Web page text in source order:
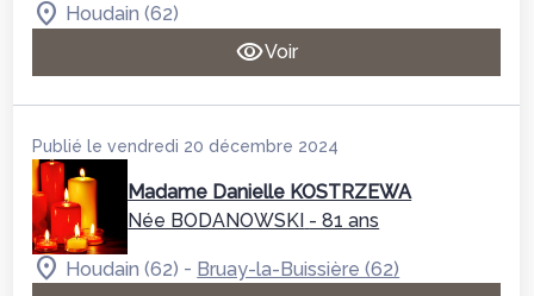
Houdain (62)
Voir
Publié le vendredi 20 décembre 2024
Madame Danielle KOSTRZEWA
Née BODANOWSKI - 81 ans
Houdain (62) - Bruay-la-Buissière (62)